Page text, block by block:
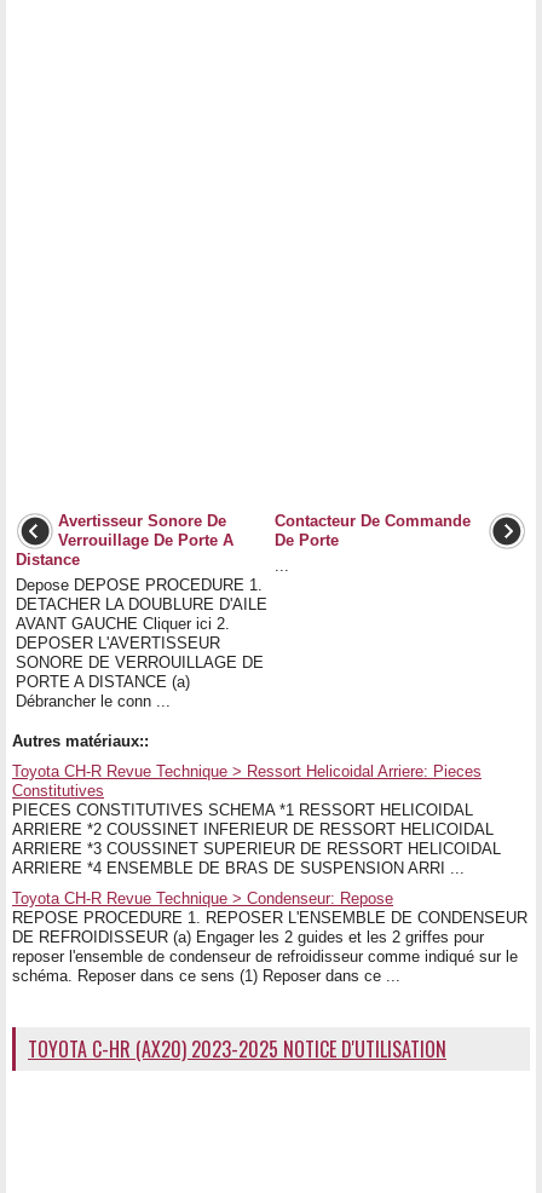
Avertisseur Sonore De
Verrouillage De Porte A
Distance
Depose DEPOSE PROCEDURE 1.
DETACHER LA DOUBLURE D'AILE
AVANT GAUCHE Cliquer ici 2.
DEPOSER L'AVERTISSEUR
SONORE DE VERROUILLAGE DE
PORTE A DISTANCE (a)
Débrancher le conn ...
Contacteur De Commande
De Porte
Autres matériaux::
Toyota CH-R Revue Technique > Ressort Helicoidal Arriere: Pieces
Constitutives
PIECES CONSTITUTIVES SCHEMA *1 RESSORT HELICOIDAL
ARRIERE *2 COUSSINET INFERIEUR DE RESSORT HELICOIDAL
ARRIERE *3 COUSSINET SUPERIEUR DE RESSORT HELICOIDAL
ARRIERE *4 ENSEMBLE DE BRAS DE SUSPENSION ARRI ...
Toyota CH-R Revue Technique > Condenseur: Repose
REPOSE PROCEDURE 1. REPOSER L'ENSEMBLE DE CONDENSEUR
DE REFROIDISSEUR (a) Engager les 2 guides et les 2 griffes pour
reposer l'ensemble de condenseur de refroidisseur comme indiqué sur le
schéma. Reposer dans ce sens (1) Reposer dans ce ...
TOYOTA C-HR (AX20) 2023-2025 NOTICE D'UTILISATION